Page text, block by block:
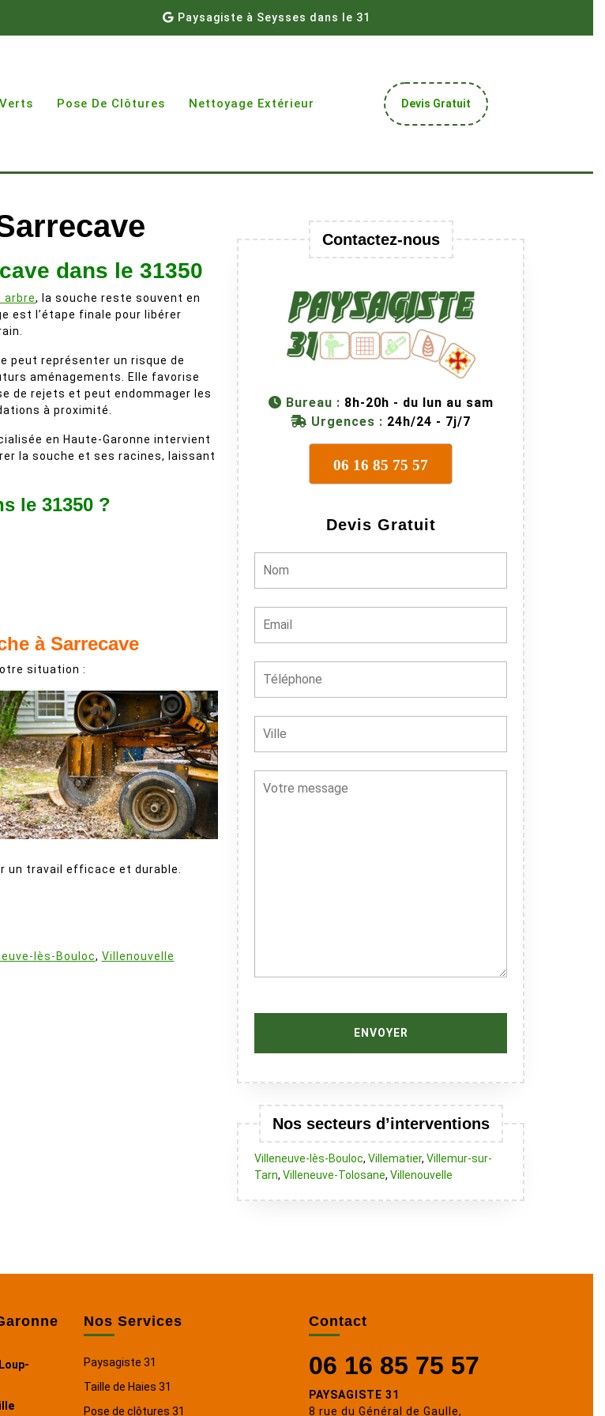
Paysagiste à Seysses dans le 31
Pose De Clôtures Nettoyage Extérieur Devis Gratuit Get
A
dans le 31350
arbre, la souche reste souvent en
est l’étape finale pour libérer
peut représenter un risque de
aménagements. Elle favorise
de rejets et peut endommager les
à proximité.
en Haute-Garonne intervient
la souche et ses racines, laissant
le 31350 ?
à Sarrecave
situation :
un travail efficace et durable.
lès-Bouloc, Villenouvelle
Contactez-nous
Bureau : 8h-20h - du lun au sam
Urgences : 24h/24 - 7j/7
06 16 85 75 57
Devis Gratuit
Nos secteurs d’interventions
Villeneuve-lès-Bouloc, Villematier, Villemur-sur-
Tarn, Villeneuve-Tolosane, Villenouvelle
Nos Services
Paysagiste 31
Taille de Haies 31
Pose de clôtures 31
Contact
06 16 85 75 57
PAYSAGISTE 31
8 rue du Général de Gaulle,